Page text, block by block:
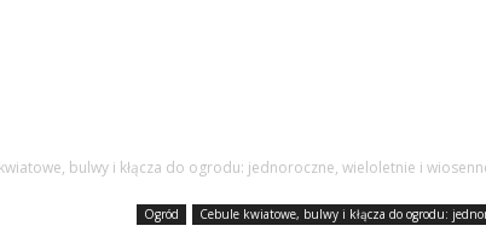
bulwy i kłącza do ogrodu: jednoroczne, wieloletnie i
Ogród Cebule kwiatowe, bulwy i kłącza do ogrodu: